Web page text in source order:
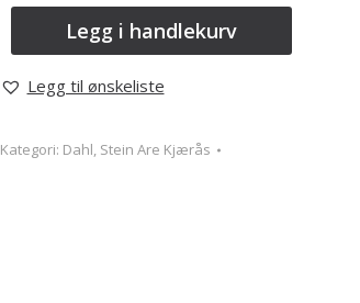
Legg i handlekurv
Legg til ønskeliste
Kategori: Dahl, Stein Are Kjærås